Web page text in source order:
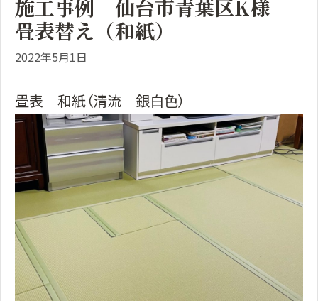
施工事例 仙台市青葉区K様
畳表替え（和紙）
2022年5月1日
畳表 和紙（清流 銀白色）